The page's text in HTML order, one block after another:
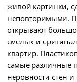
живой картинки,
неповторимыми.
открывают
смелых и
квартир.
самые различные
неровности стен